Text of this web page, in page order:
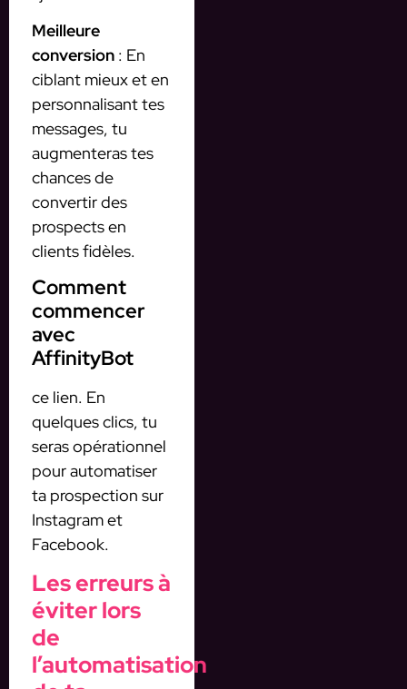
Meilleure
conversion : En
ciblant mieux et en
personnalisant tes
messages, tu
augmenteras tes
chances de
convertir des
prospects en
clients fidèles.
Comment
commencer
avec
AffinityBot
ce lien. En
quelques clics, tu
seras opérationnel
pour automatiser
ta prospection sur
Instagram et
Facebook.
Les erreurs à
éviter lors
de
l’automatisation